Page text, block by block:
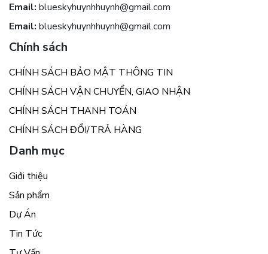
Email: blueskyhuynhhuynh@gmail.com
Email: blueskyhuynhhuynh@gmail.com
Chính sách
CHÍNH SÁCH BẢO MẬT THÔNG TIN
CHÍNH SÁCH VẬN CHUYỂN, GIAO NHẬN
CHÍNH SÁCH THANH TOÁN
CHÍNH SÁCH ĐỔI/TRẢ HÀNG
Danh mục
Giới thiệu
Sản phẩm
Dự Án
Tin Tức